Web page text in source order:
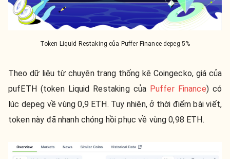
Token Liquid Restaking của Puffer Finance depeg 5%
Theo dữ liệu từ chuyên trang thống kê Coingecko, giá của
pufETH (token Liquid Restaking của Puffer Finance) có
lúc depeg về vùng 0,9 ETH. Tuy nhiên, ở thời điểm bài viết,
token này đã nhanh chóng hồi phục về vùng 0,98 ETH.